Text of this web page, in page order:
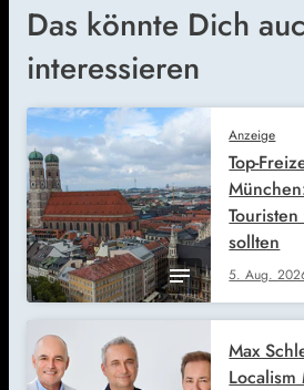
Das könnte Dich
interessieren
Anzeige
5. Aug.
Top-
sollten
Max